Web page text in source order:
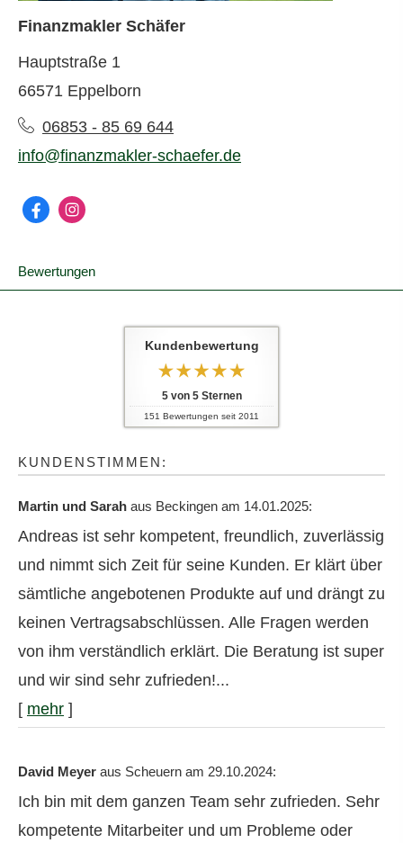
Finanzmakler Schäfer
Hauptstraße 1
66571 Eppelborn
06853 - 85 69 644
info@finanzmakler-schaefer.de
Bewertungen
Kundenbewertung
5von 5Sternen
151 Bewertungen seit 2011
KUNDENSTIMMEN:
Martin und Sarah aus Beckingen am 14.01.2025:
Andreas ist sehr kompetent, freundlich, zuverlässig
und nimmt sich Zeit für seine Kunden. Er klärt über
sämtliche angebotenen Produkte auf und drängt zu
keinen Vertragsabschlüssen. Alle Fragen werden
von ihm verständlich erklärt. Die Beratung ist super
und wir sind sehr zufrieden!...
[ mehr ]
David Meyer aus Scheuern am 29.10.2024:
Ich bin mit dem ganzen Team sehr zufrieden. Sehr
kompetente Mitarbeiter und um Probleme oder